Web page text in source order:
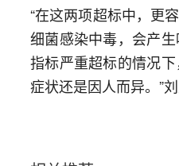
“在这两项超标中，更
细菌感染中毒，会产
指标严重超标的情况
症状还是因人而异。”刘